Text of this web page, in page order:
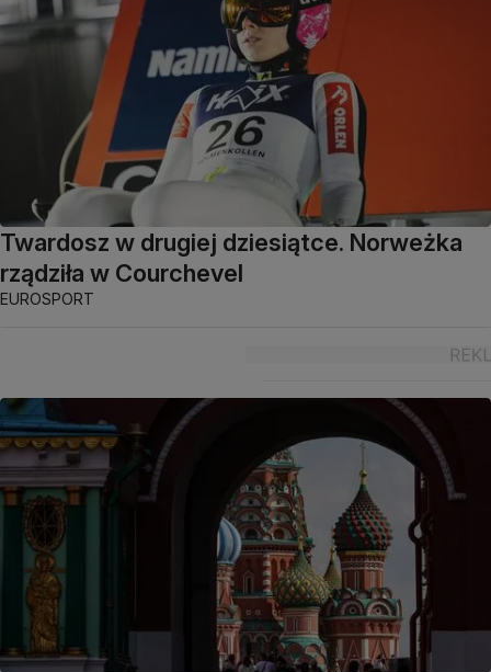
Twardosz w drugiej dziesiątce. Norweżka
rządziła w Courchevel
EUROSPORT